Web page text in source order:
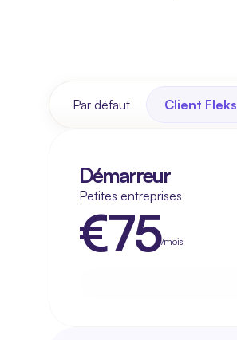
Par défaut Client Fleks
Démarreur
Petites entreprises
€75/mois